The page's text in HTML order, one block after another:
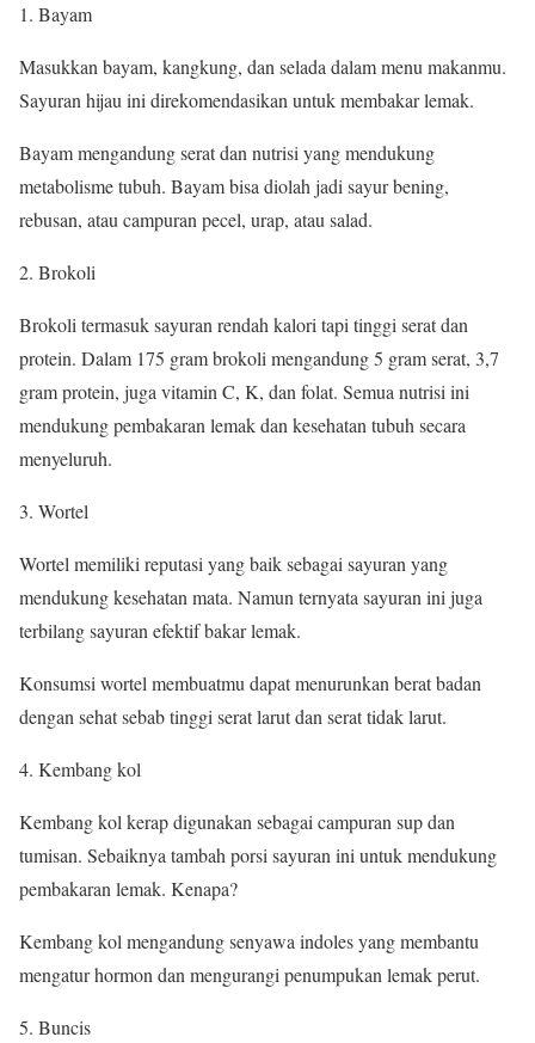
1. Bayam
Masukkan bayam, kangkung, dan selada dalam menu makanmu.
Sayuran hijau ini direkomendasikan untuk membakar lemak.
Bayam mengandung serat dan nutrisi yang mendukung
metabolisme tubuh. Bayam bisa diolah jadi sayur bening,
rebusan, atau campuran pecel, urap, atau salad.
2. Brokoli
Brokoli termasuk sayuran rendah kalori tapi tinggi serat dan
protein. Dalam 175 gram brokoli mengandung 5 gram serat, 3,7
gram protein, juga vitamin C, K, dan folat. Semua nutrisi ini
mendukung pembakaran lemak dan kesehatan tubuh secara
menyeluruh.
3. Wortel
Wortel memiliki reputasi yang baik sebagai sayuran yang
mendukung kesehatan mata. Namun ternyata sayuran ini juga
terbilang sayuran efektif bakar lemak.
Konsumsi wortel membuatmu dapat menurunkan berat badan
dengan sehat sebab tinggi serat larut dan serat tidak larut.
4. Kembang kol
Kembang kol kerap digunakan sebagai campuran sup dan
tumisan. Sebaiknya tambah porsi sayuran ini untuk mendukung
pembakaran lemak. Kenapa?
Kembang kol mengandung senyawa indoles yang membantu
mengatur hormon dan mengurangi penumpukan lemak perut.
5. Buncis